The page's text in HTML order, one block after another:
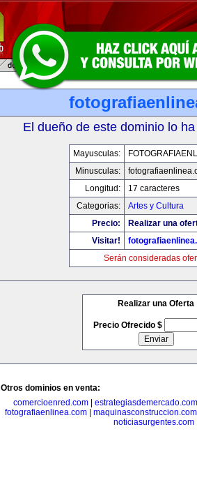
El dueño de este dominio lo
Mayusculas:
Minusculas:
Longitud:
17 caracteres
Categorias:
Artes y Cultura
Precio:
Realizar una
Visitar!
Serán consideradas
Realizar una Oferta
Precio Ofrecido $
Otros dominios en venta:
comercioenred.com| estrategiasdemercado.com
fotografiaenlinea.com
maquinasconstruccion.com
noticiasurgentes.com